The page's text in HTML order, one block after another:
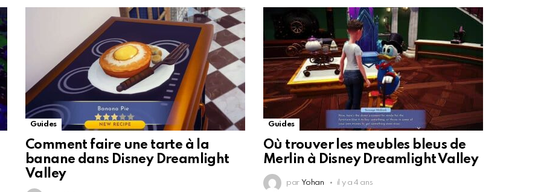
Guides
Comment faire une tarte à la
banane dans Disney Dreamlight
Valley
Guides
Où trouver les meubles bleus de
Merlin à Disney Dreamlight Valley
par Yohan il y a 4 ans